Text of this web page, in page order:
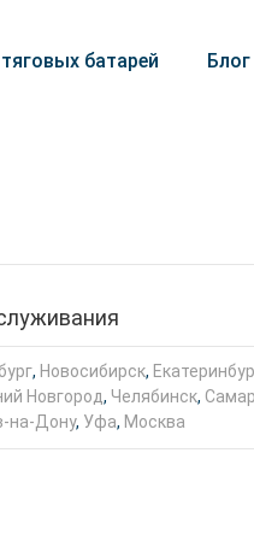
батарей Блог
, Новосибирск,
Новгород, Челябинск,
на-Дону, Уфа, Москва